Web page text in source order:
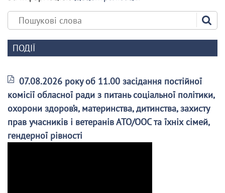
ПОДІЇ
07.08.2026 року об 11.00 засідання постійної
комісії обласної ради з питань соціальної політики,
охорони здоров’я, материнства, дитинства, захисту
прав учасників і ветеранів АТО/ООС та їхніх сімей,
гендерної рівності